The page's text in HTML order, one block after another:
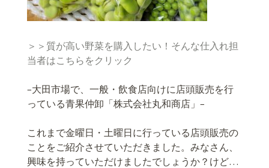
＞＞質が高い野菜を購入したい！そんな仕入れ担
当者はこちらをクリック
–大田市場で、一般・飲食店向けに店頭販売を行
っている青果仲卸「株式会社丸和商店」–
これまで金曜日・土曜日に行っている店頭販売の
ことをご紹介させていただきました。みなさん、
興味を持っていただけましたでしょうか？けど…